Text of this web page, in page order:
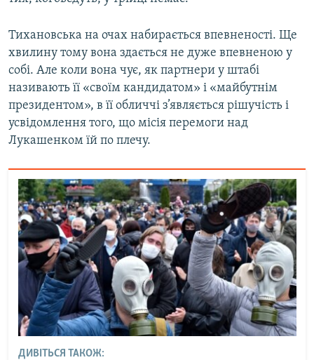
Тихановська на очах набирається впевненості. Ще
хвилину тому вона здається не дуже впевненою у
собі. Але коли вона чує, як партнери у штабі
називають її «своїм кандидатом» і «майбутнім
президентом», в її обличчі з’являється рішучість і
усвідомлення того, що місія перемоги над
Лукашенком їй по плечу.
ДИВІТЬСЯ ТАКОЖ: